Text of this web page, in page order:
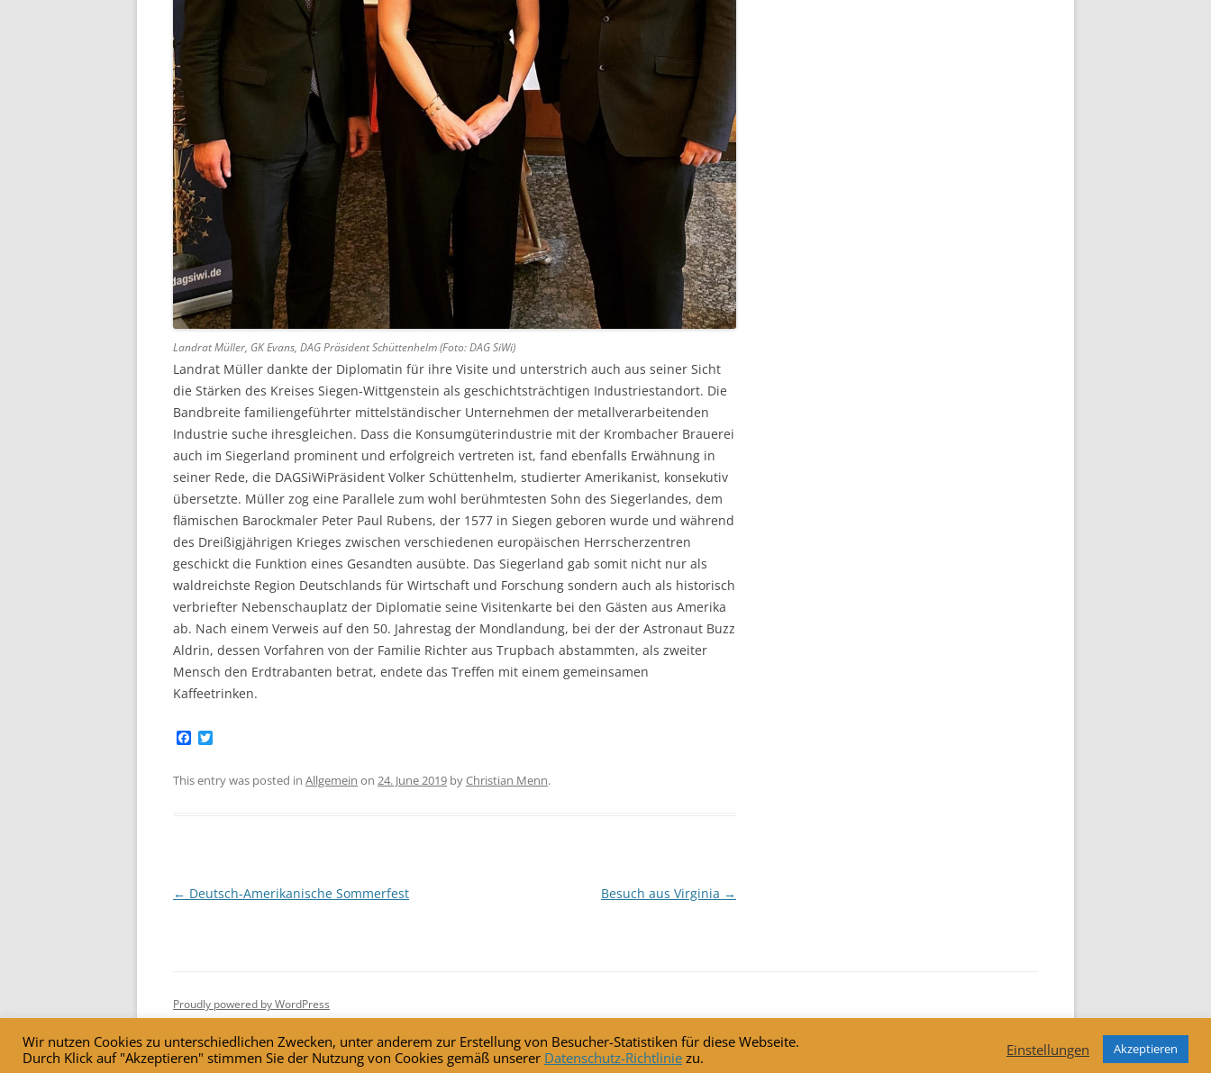
Landrat Müller, GK Evans, DAG Präsident Schüttenhelm (Foto: DAG SiWi)
Landrat Müller dankte der Diplomatin für ihre Visite und unterstrich auch aus seiner Sicht
die Stärken des Kreises Siegen-Wittgenstein als geschichtsträchtigen Industriestandort. Die
Bandbreite familiengeführter mittelständischer Unternehmen der metallverarbeitenden
Industrie suche ihresgleichen. Dass die Konsumgüterindustrie mit der Krombacher Brauerei
auch im Siegerland prominent und erfolgreich vertreten ist, fand ebenfalls Erwähnung in
seiner Rede, die DAGSiWiPräsident Volker Schüttenhelm, studierter Amerikanist, konsekutiv
übersetzte. Müller zog eine Parallele zum wohl berühmtesten Sohn des Siegerlandes, dem
flämischen Barockmaler Peter Paul Rubens, der 1577 in Siegen geboren wurde und während
des Dreißigjährigen Krieges zwischen verschiedenen europäischen Herrscherzentren
geschickt die Funktion eines Gesandten ausübte. Das Siegerland gab somit nicht nur als
waldreichste Region Deutschlands für Wirtschaft und Forschung sondern auch als historisch
verbriefter Nebenschauplatz der Diplomatie seine Visitenkarte bei den Gästen aus Amerika
ab. Nach einem Verweis auf den 50. Jahrestag der Mondlandung, bei der der Astronaut Buzz
Aldrin, dessen Vorfahren von der Familie Richter aus Trupbach abstammten, als zweiter
Mensch den Erdtrabanten betrat, endete das Treffen mit einem gemeinsamen
Kaffeetrinken.
e t
This entry was posted in Allgemein on 24. June 2019 byChristian Menn.
Post
← Deutsch-Amerikanische Sommerfest Besuch aus Virginia →
Proudly powered by WordPress
Wir nutzen Cookies zu unterschiedlichen Zwecken, unter anderem zur Erstellung von Besucher-Statistiken für diese Webseite.
Durch Klick auf "Akzeptieren" stimmen Sie der Nutzung von Cookies gemäß unserer Datenschutz-Richtlinie zu. Einstellungen Akzeptieren